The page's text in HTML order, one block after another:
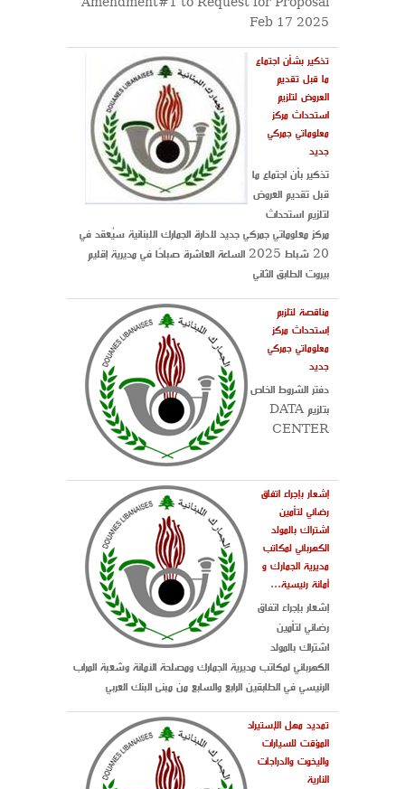
Feb 17 2025
تذكير بشأن اجتماع
ما قبل تقديم
العروض لتلزيم
استحداث مركز
معلوماتي جمركي
جديد
تذكير بأن اجتماع ما
قبل تقديم العروض
لتلزيم استحداث
مركز معلوماتي جمركي جديد لادارة الجمارك اللبنانية سيُعقد في
20 شباط 2025 الساعة العاشرة صباحًا في مديرية إقليم
بيروت الطابق الثاني
مناقصة لتلزبم
إستحداث مركز
معلوماتي جمركي
جديد
دفتر الشروط الخاص
بتلزيم DATA
CENTER
إشعار بإجراء اتفاق
رضائي لتأمين
اشتراك بالمولد
الكهربائي لمكاتب
مديرية الجمارك و
أمانة رئيسية...
إشعار بإجراء اتفاق
رضائي لتأمين
اشتراك بالمولد
الكهربائي لمكاتب مديرية الجمارك ومصلحة الأمانة وشعبة المرآب
الرئيسي في الطابقين الرابع والسابع من مبنى البنك العربي
تمديد مهل الإستيراد
المؤقت للسيارات
واليخوت والدراجات
النارية